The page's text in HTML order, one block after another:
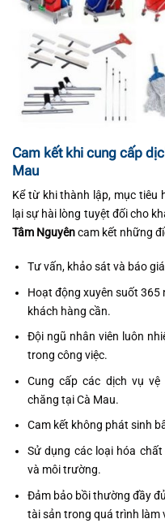
Cam kết khi cung cấp
Mau
Kể từ khi thành lập, mục tiêu
lại sự hài lòng tuyệt đối cho
Tâm Nguyêncam kết những
Tư vấn, khảo sát và báo
Hoạt động xuyên suốt 365
khách hàng cần.
Đội ngũ nhân viên luôn
trong công việc.
Cung cấp các dịch vụ
chăng tại Cà Mau.
Cam kết không phát sinh
Sử dụng các loại hóa
và môi trường.
Đảm bảo bồi thường đầy
tài sản trong quá trình làm